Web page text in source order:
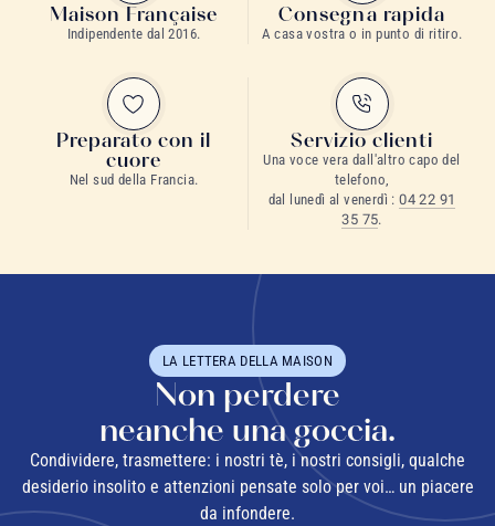
Maison Française
Indipendente dal 2016.
Consegna rapida
A casa vostra o in punto di ritiro.
Preparato con il
cuore
Nel sud della Francia.
Servizio clienti
Una voce vera dall'altro capo del
telefono,
dal lunedì al venerdì :04 22 91
35 75.
LA LETTERA DELLA MAISON
Non perdere
neanche una goccia.
Condividere, trasmettere: i nostri tè, i nostri consigli, qualche
desiderio insolito e attenzioni pensate solo per voi… un piacere
da infondere.